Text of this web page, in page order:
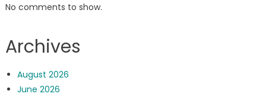
No comments to show.
Archives
August 2026
June 2026